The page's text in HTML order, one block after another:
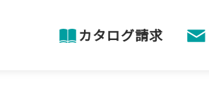
カタログ請求